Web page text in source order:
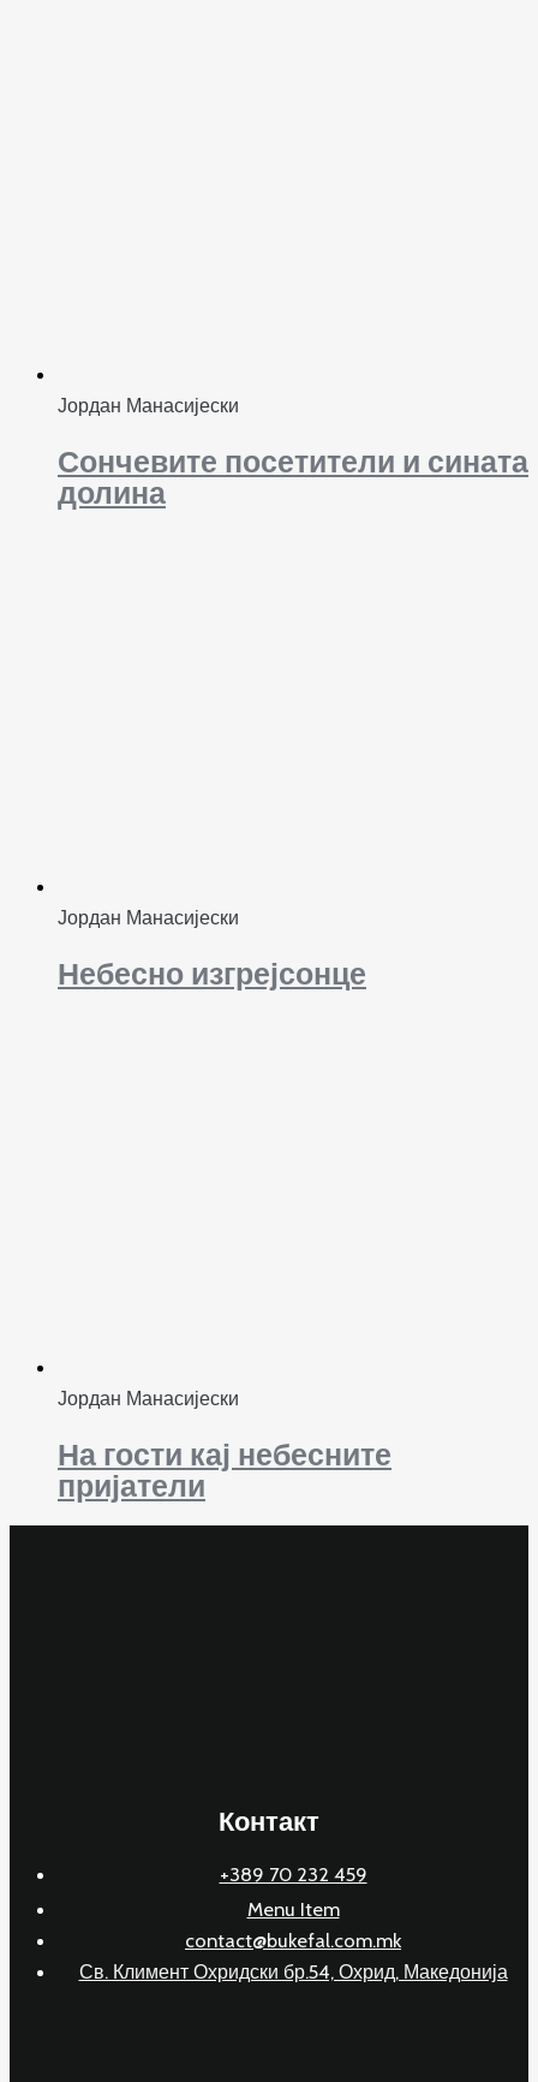
Јордан Манасијески
Сончевите посетители и сината
долина
Јордан Манасијески
Небесно изгрејсонце
Јордан Манасијески
На гости кај небесните
пријатели
Контакт
+389 70 232 459
Menu Item
contact@bukefal.com.mk
Св. Климент Охридски бр.54, Охрид, Македонија